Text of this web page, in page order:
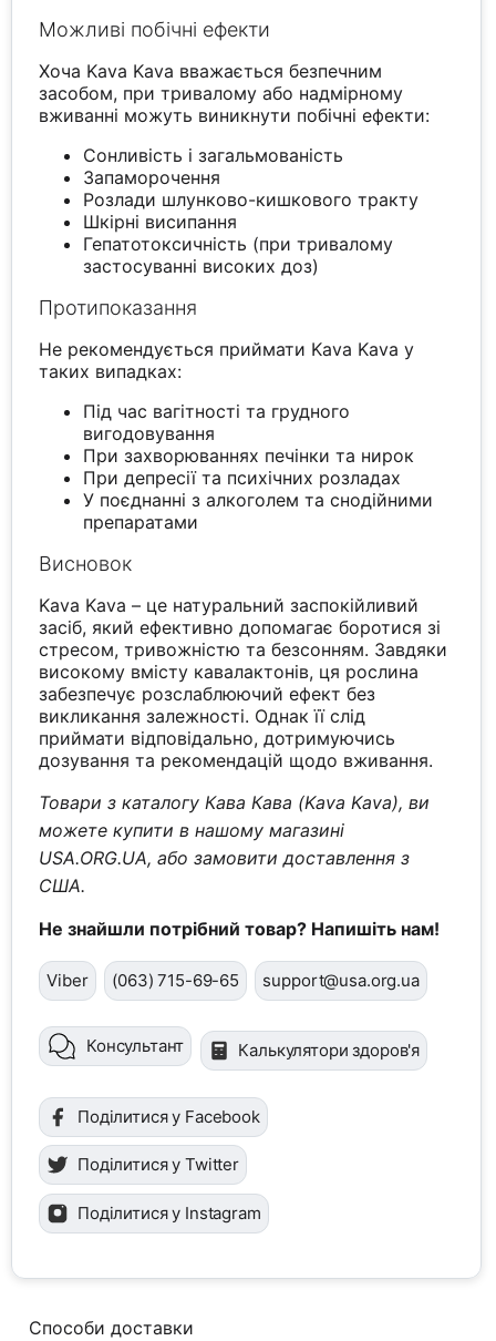
Можливі побічні ефекти
Хоча Kava Kava вважається безпечним
засобом, при тривалому або надмірному
вживанні можуть виникнути побічні ефекти:
Сонливість і загальмованість
Запаморочення
Розлади шлунково-кишкового тракту
Шкірні висипання
Гепатотоксичність (при тривалому
застосуванні високих доз)
Протипоказання
Не рекомендується приймати Kava Kava у
таких випадках:
Під час вагітності та грудного
вигодовування
При захворюваннях печінки та нирок
При депресії та психічних розладах
У поєднанні з алкоголем та снодійними
препаратами
Висновок
Kava Kava – це натуральний заспокійливий
засіб, який ефективно допомагає боротися зі
стресом, тривожністю та безсонням. Завдяки
високому вмісту кавалактонів, ця рослина
забезпечує розслаблюючий ефект без
викликання залежності. Однак її слід
приймати відповідально, дотримуючись
дозування та рекомендацій щодо вживання.
Товари з каталогу Кава Кава (Kava Kava), ви
можете купити в нашому магазині
USA.ORG.UA, або замовити доставлення з
США.
Не знайшли потрібний товар? Напишіть нам!
Viber (063) 715-69-65 support@usa.org.ua
Консультант Калькулятори здоров'я
Поділитися у Facebook
Поділитися у Twitter
Поділитися у Instagram
Способи доставки